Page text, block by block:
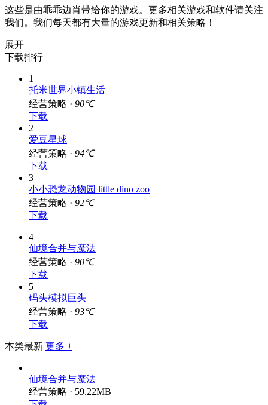
这些是由乖乖边肖带给你的游戏。更多相关游戏和软件请关注
我们。我们每天都有大量的游戏更新和相关策略！
展开
下载排行
1
托米世界小镇生活
经营策略 · 90℃
下载
2
爱豆星球
经营策略 · 94℃
下载
3
小小恐龙动物园 little dino zoo
经营策略 · 92℃
下载
4
仙境合并与魔法
经营策略 · 90℃
下载
5
码头模拟巨头
经营策略 · 93℃
下载
本类最新 更多 +
仙境合并与魔法
经营策略 · 59.22MB